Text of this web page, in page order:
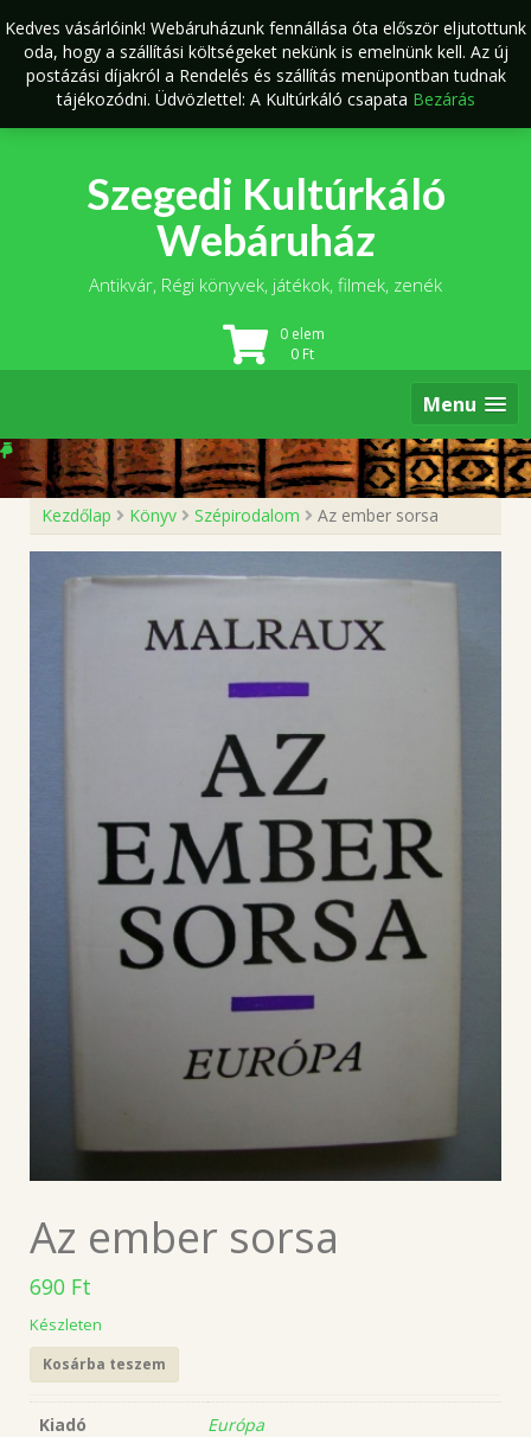
to
content
Szegedi Kultúrkáló
Webáruház
Antikvár, Régi könyvek, játékok, filmek, zenék
0 elem
0 Ft
Menu
Kezdőlap Könyv Szépirodalom Az ember sorsa
Az ember sorsa
690 Ft
Készleten
Kosárba teszem
Kiadó
Európa
Kedves vásárlóink! Webáruházunk fennállása óta először eljutottunk
oda, hogy a szállítási költségeket nekünk is emelnünk kell. Az új
postázási díjakról a Rendelés és szállítás menüpontban tudnak
tájékozódni. Üdvözlettel: A Kultúrkáló csapata Bezárás